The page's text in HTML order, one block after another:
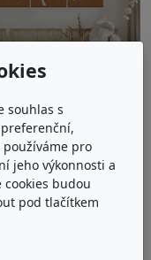
souhlas s
používáme pro
jeho výkonnosti a
cookies budou
pod tlačítkem